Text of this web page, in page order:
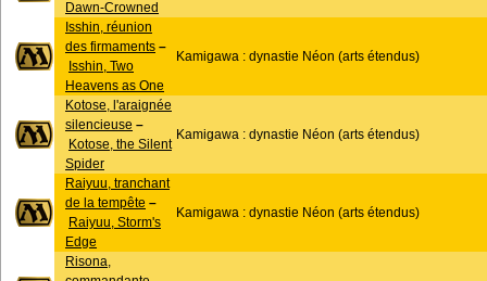
Dawn-Crowned
Isshin, réunion
des firmaments –
Isshin, Two
Heavens as One
Kamigawa : dynastie Néon (arts étendus)
Kotose, l'araignée
silencieuse –
Kotose, the Silent
Spider
Kamigawa : dynastie Néon (arts étendus)
Raiyuu, tranchant
de la tempête –
Raiyuu, Storm's
Edge
Kamigawa : dynastie Néon (arts étendus)
Risona,